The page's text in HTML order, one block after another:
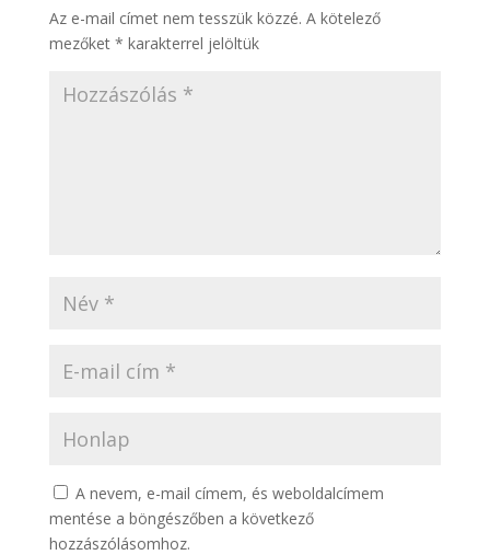
Az e-mail címet nem tesszük közzé. A kötelező
mezőket * karakterrel jelöltük
A nevem, e-mail címem, és weboldalcímem
mentése a böngészőben a következő
hozzászólásomhoz.